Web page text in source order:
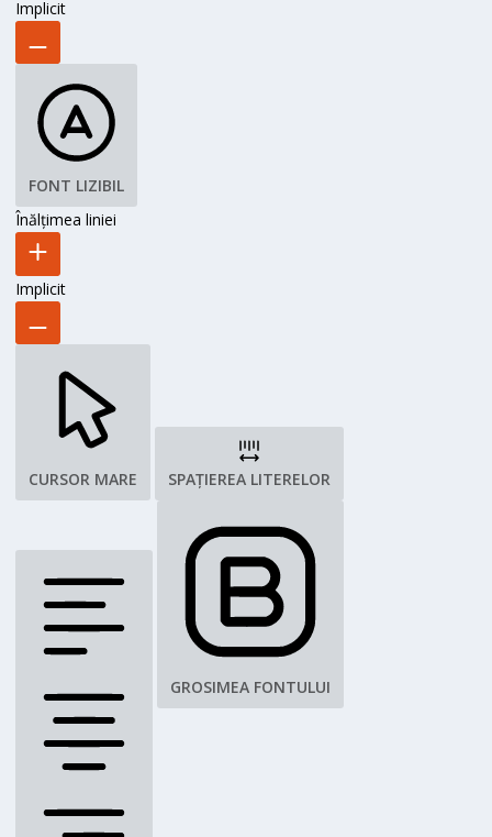
Implicit
FONT LIZIBIL
Înălțimea liniei
Implicit
CURSOR MARE SPAȚIEREA LITERELOR
GROSIMEA FONTULUI